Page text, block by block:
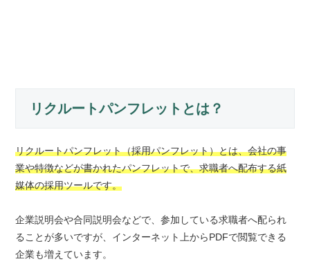
リクルートパンフレットとは？
リクルートパンフレット（採用パンフレット）とは、会社の事
業や特徴などが書かれたパンフレットで、求職者へ配布する紙
媒体の採用ツールです。
企業説明会や合同説明会などで、参加している求職者へ配られ
ることが多いですが、インターネット上からPDFで閲覧できる
企業も増えています。